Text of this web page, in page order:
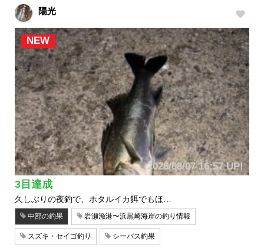
陽光
2026/08/07 16:57 UP!
NEW
3目達成
久しぶりの夜釣で、ホタルイカ餌でもほ…
中部の釣果 岩瀬漁港〜浜黒崎海岸の釣り情報
スズキ・セイゴ釣り シーバス釣果